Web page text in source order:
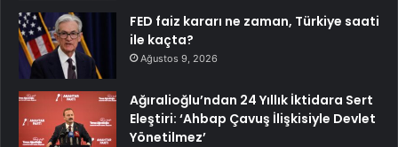
FED faiz kararı ne zaman, Türkiye saati
ile kaçta?
Ağustos 9, 2026
Ağıralioğlu’ndan 24 Yıllık İktidara Sert
Eleştiri: ‘Ahbap Çavuş İlişkisiyle Devlet
Yönetilmez’